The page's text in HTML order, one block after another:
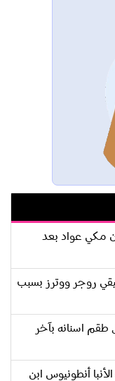
مكي عواد بعد
روجر ووترز بسبب
اسنانه بآخر
أنطونيوس ابن